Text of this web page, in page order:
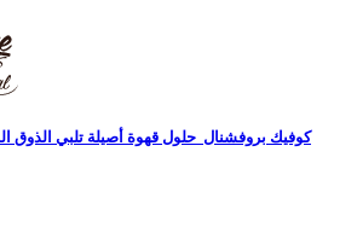
كوفيك بروفشنال حلول قهوة أصيلة تلبي الذوق